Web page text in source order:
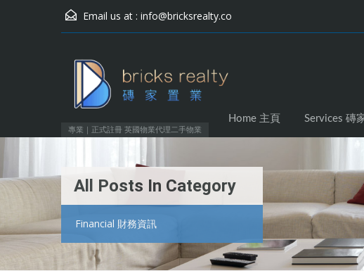
Email us at : info@bricksrealty.co
專業｜正式註冊 英國物業代理二手物業
Home 主頁 Services 磚
All Posts In Category
Financial 財務資訊